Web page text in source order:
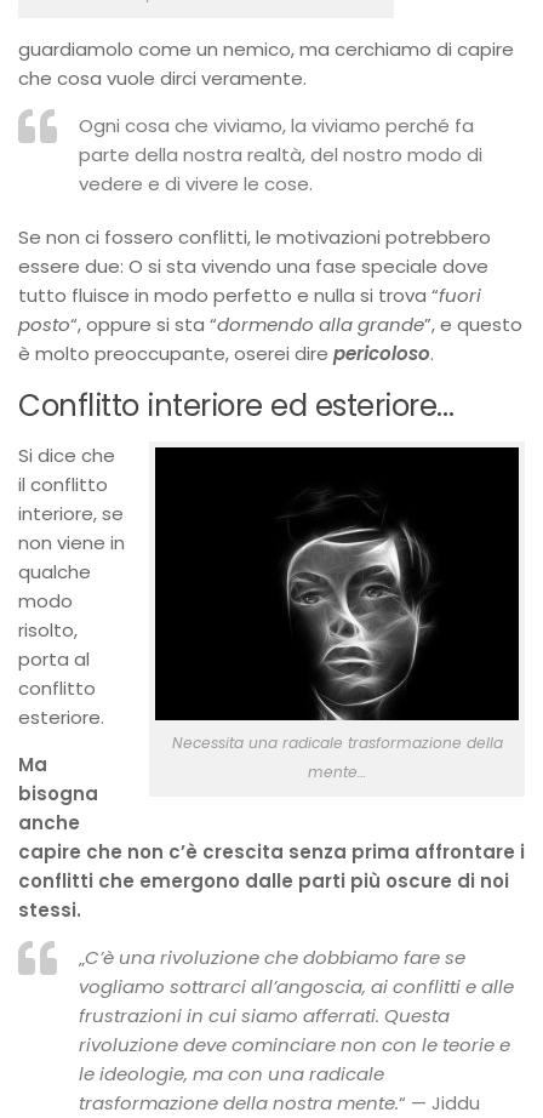
guardiamolo come un nemico, ma cerchiamo di capire
che cosa vuole dirci veramente.
Ogni cosa che viviamo, la viviamo perché fa
parte della nostra realtà, del nostro modo di
vedere e di vivere le cose.
Se non ci fossero conflitti, le motivazioni potrebbero
essere due: O si sta vivendo una fase speciale dove
tutto fluisce in modo perfetto e nulla si trova “fuori
posto“, oppure si sta “dormendo alla grande”, e questo
è molto preoccupante, oserei dire pericoloso.
Conflitto interiore ed esteriore…
Necessita una radicale trasformazione della
mente…
Si dice che
il conflitto
interiore, se
non viene in
qualche
modo
risolto,
porta al
conflitto
esteriore.
Ma
bisogna
anche
capire che non c’è crescita senza prima affrontare i
conflitti che emergono dalle parti più oscure di noi
stessi.
„C’è una rivoluzione che dobbiamo fare se
vogliamo sottrarci all’angoscia, ai conflitti e alle
frustrazioni in cui siamo afferrati. Questa
rivoluzione deve cominciare non con le teorie e
le ideologie, ma con una radicale
trasformazione della nostra mente.“ — Jiddu